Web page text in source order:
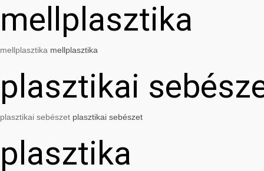
mellplasztika
mellplasztika mellplasztika
plasztikai
plasztikai sebészet plasztikai sebészet
plasztika